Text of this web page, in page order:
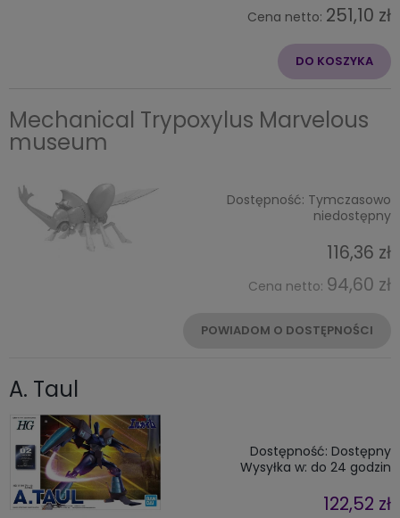
Cena netto: 251,10 zł
DO KOSZYKA
Mechanical Trypoxylus Marvelous
museum
Dostępność: Tymczasowo
niedostępny
116,36 zł
Cena netto: 94,60 zł
POWIADOM O DOSTĘPNOŚCI
A. Taul
Dostępność: Dostępny
Wysyłka w: do 24 godzin
122,52 zł